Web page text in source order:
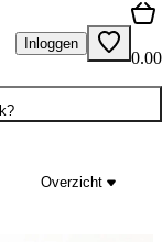
Inloggen
0.00
Overzicht